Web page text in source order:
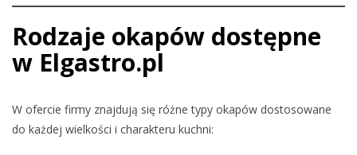
Rodzaje okapów dostępne
w Elgastro.pl
W ofercie firmy znajdują się różne typy okapów dostosowane
do każdej wielkości i charakteru kuchni: